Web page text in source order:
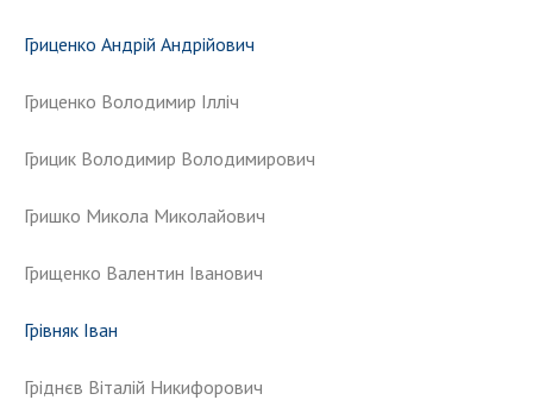
Гриценко Андрій Андрійович
Гриценко Володимир Ілліч
Грицик Володимир Володимирович
Гришко Микола Миколайович
Грищенко Валентин Іванович
Грівняк Іван
Гріднєв Віталій Никифорович